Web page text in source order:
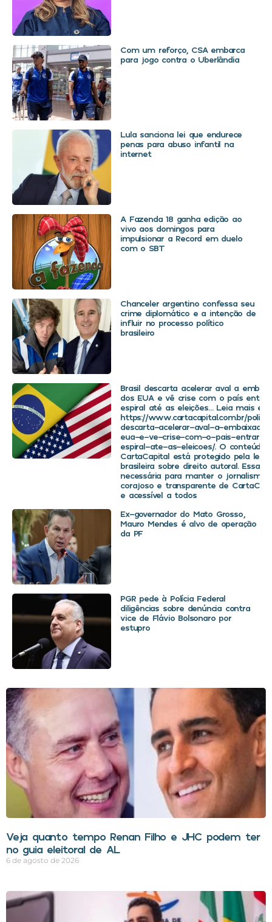
Com um reforço, CSA embarca
para jogo contra o Uberlândia
Lula sanciona lei que endurece
penas para abuso infantil na
internet
A Fazenda 18 ganha edição ao
vivo aos domingos para
impulsionar a Record em duelo
com o SBT
Chanceler argentino confessa seu
crime diplomático e a intenção de
influir no processo político
brasileiro
Brasil descarta acelerar aval a
dos EUA e vê crise com o país
espiral até as eleições… Leia mais em
https://www.cartacapital.com.br/
descarta-acelerar-aval-a-
eua-e-ve-crise-com-o-pais-entrar-
espiral-ate-as-eleicoes/. O conteúdo
CartaCapital está protegido pela
brasileira sobre direito autoral. Essa
necessária para manter o jornalismo
corajoso e transparente de
e acessível a todos
Ex-governador do Mato Grosso,
Mauro Mendes é alvo de operação
da PF
PGR pede à Polícia Federal
diligências sobre denúncia contra
vice de Flávio Bolsonaro por
estupro
Veja quanto tempo Renan Filho e JHC podem ter
no guia eleitoral de AL
6 de agosto de 2026